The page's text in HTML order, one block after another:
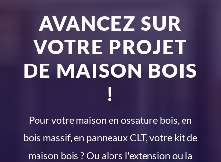
AVANCEZ SUR
VOTRE PROJET
DE MAISON BOIS
!
Pour votre maison en ossature bois, en
bois massif, en panneaux CLT, votre kit de
maison bois ? Ou alors l'extension ou la